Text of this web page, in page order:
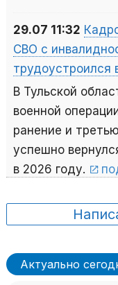
29.07 11:32
СВО с
трудоустроился
В Тульской
военной
ранение и
успешно
в 2026 году.
Актуально